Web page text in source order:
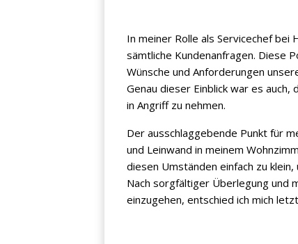
In meiner Rolle als Servicechef bei
sämtliche Kundenanfragen. Diese
Wünsche und Anforderungen
Genau dieser Einblick war es
in Angriff zu nehmen.
Der ausschlaggebende Punkt für
und Leinwand in meinem
diesen Umständen einfach zu
Nach sorgfältiger Überlegung und
einzugehen, entschied ich mich